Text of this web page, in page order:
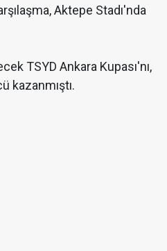
Aktepe Stadı'nda
TSYD Ankara Kupası'nı,
kazanmıştı.